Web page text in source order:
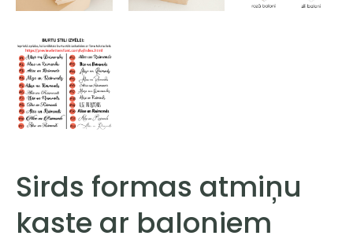
Sirds formas atmiņu
kaste ar baloniem